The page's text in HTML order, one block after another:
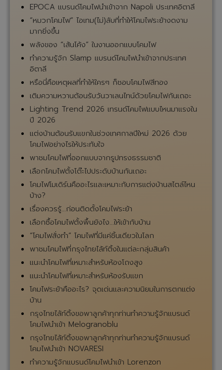
EPOCA แบรนด์โคมไฟนำเข้าจาก Napoli ประเทศอิตาลี
“หมวกโคมไฟ” ไอเทม(ไม่)ลับที่ทำให้โคมไฟระย้างดงาม
มากยิ่งขึ้น
พลังของ “เส้นโค้ง” ในงานออกแบบโคมไฟ
ทำความรู้จัก Slamp แบรนด์โคมไฟนำเข้าจากประเทศ
อิตาลี
หรือนี่คือเหตุผลที่ทำให้ใครๆ ก็ชอบโคมไฟสีทอง
เติมความหวานต้อนรับวันวาเลนไทน์ด้วยโคมไฟกันเถอะ
Lighting Trend 2026 เทรนด์โคมไฟแบบไหนมาแรงใน
ปี 2026
แต่งบ้านต้อนรับแขกในช่วงเทศกาลปีใหม่ 2026 ด้วย
โคมไฟอย่างไรให้ประทับใจ
พาชมโคมไฟที่ออกแบบจากรูปทรงธรรมชาติ
เลือกโคมไฟตั้งโต๊ะไปประดับบ้านกันเถอะ
โคมไฟโมเดิร์นคืออะไรและเหมาะกับการแต่งบ้านสไตล์ไหน
บ้าง?
เรื่องควรรู้...ก่อนติดตั้งโคมไฟระย้า
เลือกซื้อโคมไฟตั้งพื้นยังไง...ให้เข้ากับบ้าน
“โคมไฟสั่งทำ” โคมไฟที่มีแค่ชิ้นเดียวในโลก
พาชมโคมไฟที่กรุงไทยไล้ท์ติ้งในแต่ละกลุ่มสินค้า
แนะนำโคมไฟที่เหมาะสำหรับห้องโถงสูง
แนะนำโคมไฟที่เหมาะสำหรับห้องรับแขก
โคมไฟระย้าคืออะไร? จุดเด่นและความนิยมในการตกแต่ง
บ้าน
กรุงไทยไล้ท์ติ้งขอพาลูกค้าทุกท่านทำความรู้จักแบรนด์
โคมไฟนำเข้า Melogranoblu
กรุงไทยไล้ท์ติ้งขอพาลูกค้าทุกท่านทำความรู้จักแบรนด์
โคมไฟนำเข้า NOVARESI
ทำความรู้จักแบรนด์โคมไฟนำเข้า Lorenzon